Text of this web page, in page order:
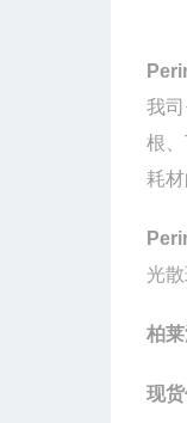
我
根、
耗
光
柏
现